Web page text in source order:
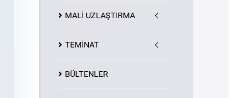
MALİ UZLAŞTIRMA
TEMİNAT
BÜLTENLER